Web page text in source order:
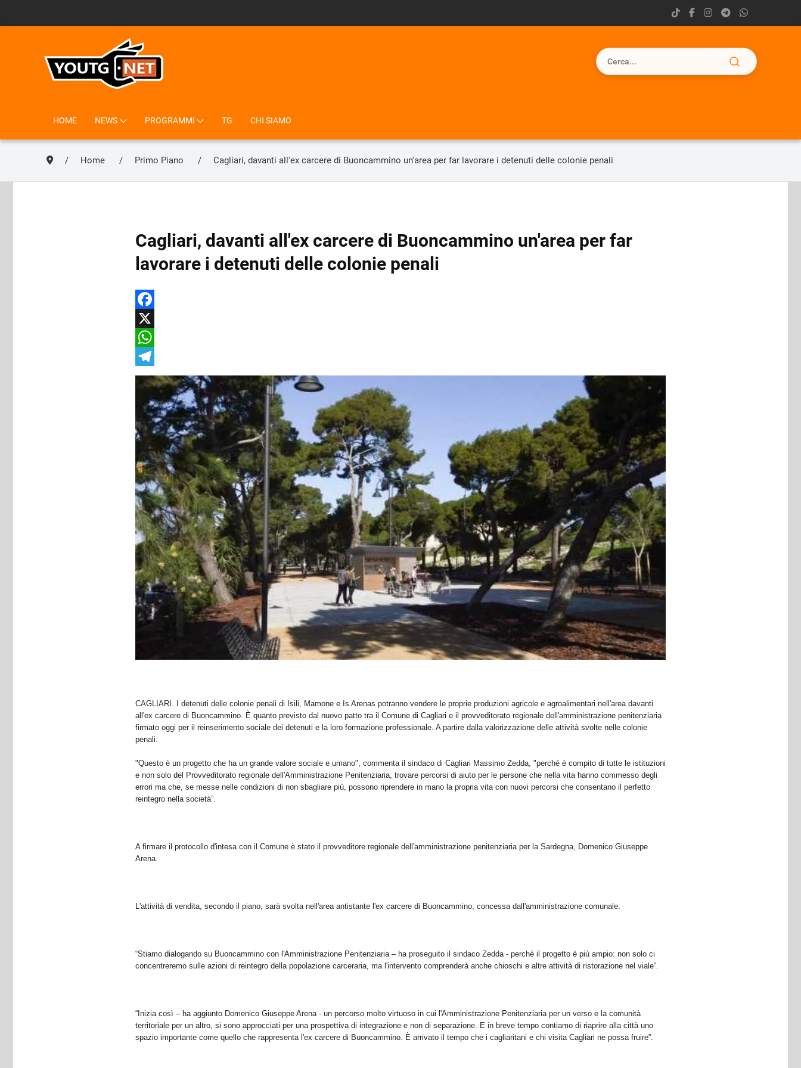
HOME NEWS PROGRAMMI TG CHI SIAMO
Home Primo Piano Cagliari, davanti all'ex carcere di Buoncammino un'area per far lavorare i detenuti delle colonie penali
Cagliari, davanti all'ex carcere di Buoncammino un'area per far
lavorare i detenuti delle colonie penali
Facebook
X
WhatsApp
Telegram
CAGLIARI. I detenuti delle colonie penali di Isili, Mamone e Is Arenas potranno vendere le proprie produzioni agricole e agroalimentari nell'area davanti
all'ex carcere di Buoncammino. È quanto previsto dal nuovo patto tra il Comune di Cagliari e il provveditorato regionale dell'amministrazione penitenziaria
firmato oggi per il reinserimento sociale dei detenuti e la loro formazione professionale. A partire dalla valorizzazione delle attività svolte nelle colonie
penali.
"Questo è un progetto che ha un grande valore sociale e umano", commenta il sindaco di Cagliari Massimo Zedda, "perché è compito di tutte le istituzioni
e non solo del Provveditorato regionale dell'Amministrazione Penitenziaria, trovare percorsi di aiuto per le persone che nella vita hanno commesso degli
errori ma che, se messe nelle condizioni di non sbagliare più, possono riprendere in mano la propria vita con nuovi percorsi che consentano il perfetto
reintegro nella società”.
A firmare il protocollo d'intesa con il Comune è stato il provveditore regionale dell'amministrazione penitenziaria per la Sardegna, Domenico Giuseppe
Arena.
L'attività di vendita, secondo il piano, sarà svolta nell'area antistante l'ex carcere di Buoncammino, concessa dall'amministrazione comunale.
“Stiamo dialogando su Buoncammino con l'Amministrazione Penitenziaria – ha proseguito il sindaco Zedda - perché il progetto è più ampio: non solo ci
concentreremo sulle azioni di reintegro della popolazione carceraria, ma l'intervento comprenderà anche chioschi e altre attività di ristorazione nel viale”.
“Inizia così – ha aggiunto Domenico Giuseppe Arena - un percorso molto virtuoso in cui l'Amministrazione Penitenziaria per un verso e la comunità
territoriale per un altro, si sono approcciati per una prospettiva di integrazione e non di separazione. E in breve tempo contiamo di riaprire alla città uno
spazio importante come quello che rappresenta l'ex carcere di Buoncammino. È arrivato il tempo che i cagliaritani e chi visita Cagliari ne possa fruire”.